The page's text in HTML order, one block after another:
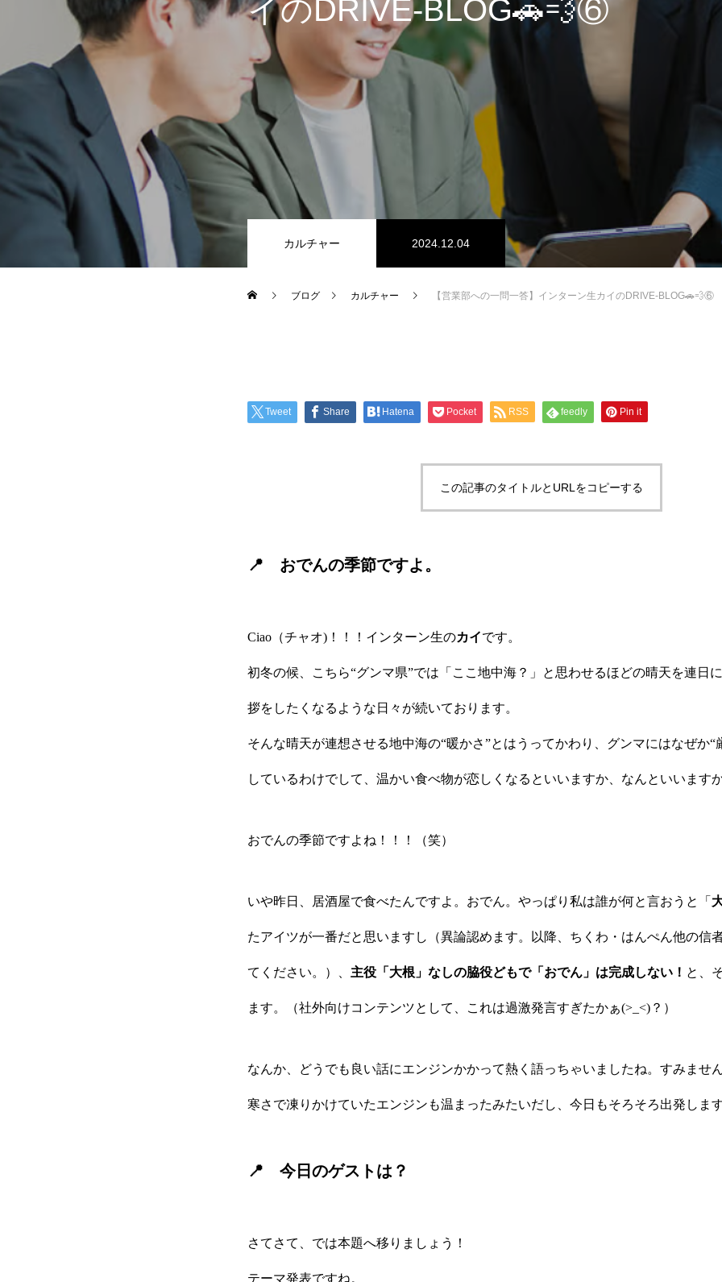
イのDRIVE-BLOG🚗💨⑥
カルチャー 2024.12.04
ブログ カルチャー 【営業部への一問一答】インターン生カイのDRIVE-BLOG🚗💨⑥
Tweet Share Hatena Pocket RSS feedly Pin it
この記事のタイトルとURLをコピーする
📍 おでんの季節ですよ。
Ciao（チャオ)！！！インターン生のカイです。
初冬の候、こちら“グンマ県”では「ここ地中海？」と思わせるほどの晴天を連日
拶をしたくなるような日々が続いております。
そんな晴天が連想させる地中海の“暖かさ”とはうってかわり、グンマにはなぜか“
しているわけでして、温かい食べ物が恋しくなるといいますか、なんといいますか
おでんの季節ですよね！！！（笑）
いや昨日、居酒屋で食べたんですよ。おでん。やっぱり私は誰が何と言おうと「
たアイツが一番だと思いますし（異論認めます。以降、ちくわ・はんぺん他の信
てください。）、 主役「大根」なしの脇役どもで「おでん」は完成しない！ と、
ます。（社外向けコンテンツとして、これは過激発言すぎたかぁ(>_<)？）
なんか、どうでも良い話にエンジンかかって熱く語っちゃいましたね。すみません
寒さで凍りかけていたエンジンも温まったみたいだし、今日もそろそろ出発しま
📍 今日のゲストは？
さてさて、では本題へ移りましょう！
テーマ発表ですね。